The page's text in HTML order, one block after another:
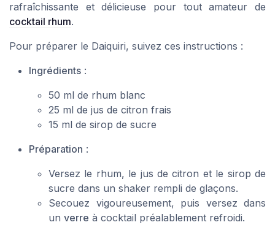
rafraîchissante et délicieuse pour tout amateur de
cocktail rhum.
Pour préparer le Daiquiri, suivez ces instructions :
Ingrédients :
50 ml de rhum blanc
25 ml de jus de citron frais
15 ml de sirop de sucre
Préparation :
Versez le rhum, le jus de citron et le sirop de
sucre dans un shaker rempli de glaçons.
Secouez vigoureusement, puis versez dans
un verre à cocktail préalablement refroidi.